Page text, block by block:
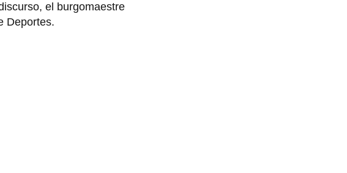
el burgomaestre
Deportes.